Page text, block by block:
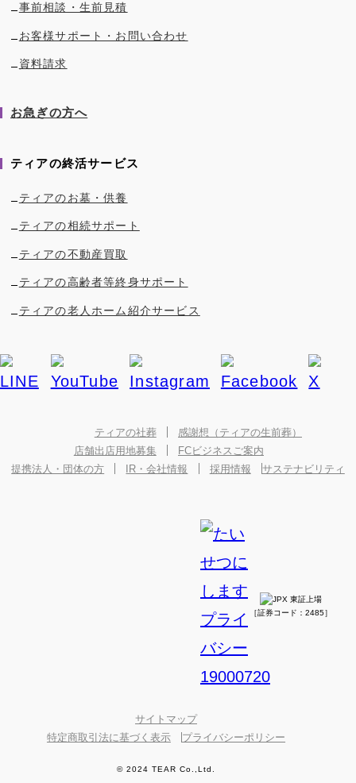
事前相談・生前見積
お客様サポート・お問い合わせ
資料請求
お急ぎの方へ
ティアの終活サービス
ティアのお墓・供養
ティアの相続サポート
ティアの不動産買取
ティアの高齢者等終身サポート
ティアの老人ホーム紹介サービス
ティアの社葬
感謝想（ティアの生前葬）
店舗出店用地募集
FCビジネスご案内
提携法人・団体の方
IR・会社情報 採用情報 サステナビリティ
［証券コード：2485］
サイトマップ
特定商取引法に基づく表示
プライバシーポリシー
© 2024 TEAR Co.,Ltd.